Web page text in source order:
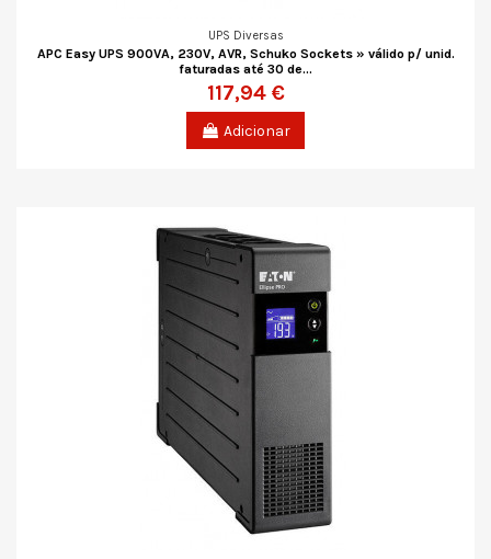
UPS Diversas
APC Easy UPS 900VA, 230V, AVR, Schuko Sockets » válido p/ unid.
faturadas até 30 de...
117,94 €
Adicionar